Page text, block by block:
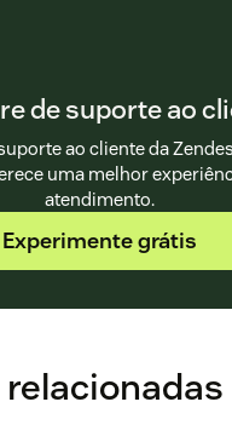
de suporte ao
ao cliente da
uma melhor
atendimento.
Experimente grátis